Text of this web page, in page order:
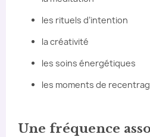
les rituels d’intention
la créativité
les soins énergétiques
les moments de
Une fréquence